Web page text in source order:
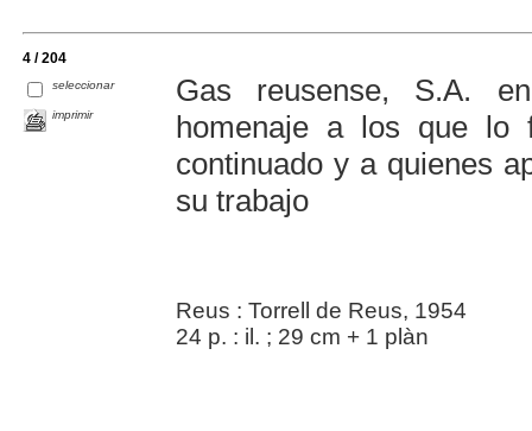
4 / 204
seleccionar
imprimir
Gas reusense, S.A.
homenaje a los que lo
continuado y a quienes
su trabajo
Reus : Torrell de Reus, 1954
24 p. : il. ; 29 cm + 1 plàn